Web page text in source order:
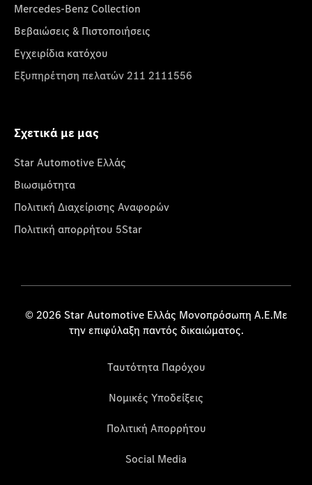
Mercedes-Benz Collection
Βεβαιώσεις & Πιστοποιήσεις
Εγχειρίδια κατόχου
Εξυπηρέτηση πελατών 211 2111556
Σχετικά με μας
Star Automotive Ελλάς
Βιωσιμότητα
Πολιτική Διαχείρισης Αναφορών
Πολιτική απορρήτου 5Star
© 2026 Star Automotive Ελλάς Μονοπρόσωπη Α.Ε.Με
την επιφύλαξη παντός δικαιώματος.
Ταυτότητα Παρόχου
Νομικές Υποδείξεις
Πολιτική Απορρήτου
Social Media